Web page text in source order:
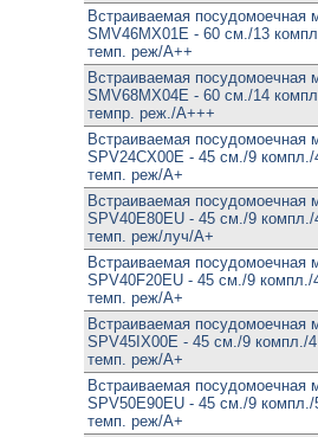
Встраиваемая посудомоечная
SMV46MX01E - 60 см./13
темп. реж/А++
Встраиваемая посудомоечная
SMV68MX04E - 60 см./14
темпр. реж./А+++
Встраиваемая посудомоечная
SPV24CX00E - 45 см./9 компл./
темп. реж/А+
Встраиваемая посудомоечная
SPV40E80EU - 45 см./9 компл./
темп. реж/луч/А+
Встраиваемая посудомоечная
SPV40F20EU - 45 см./9 компл./
темп. реж/А+
Встраиваемая посудомоечная
SPV45IX00E - 45 см./9 компл./4
темп. реж/А+
Встраиваемая посудомоечная
SPV50E90EU - 45 см./9 компл./
темп. реж/А+